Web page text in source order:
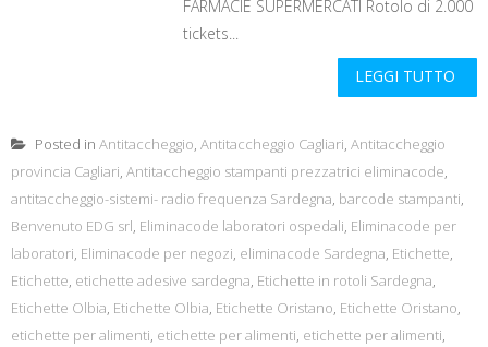
FARMACIE SUPERMERCATI Rotolo di 2.000
tickets...
LEGGI TUTTO
Posted in Antitaccheggio, Antitaccheggio Cagliari, Antitaccheggio
provincia Cagliari, Antitaccheggio stampanti prezzatrici eliminacode,
antitaccheggio-sistemi- radio frequenza Sardegna, barcode stampanti,
Benvenuto EDG srl, Eliminacode laboratori ospedali, Eliminacode per
laboratori, Eliminacode per negozi, eliminacode Sardegna, Etichette,
Etichette, etichette adesive sardegna, Etichette in rotoli Sardegna,
Etichette Olbia, Etichette Olbia, Etichette Oristano, Etichette Oristano,
etichette per alimenti, etichette per alimenti, etichette per alimenti,